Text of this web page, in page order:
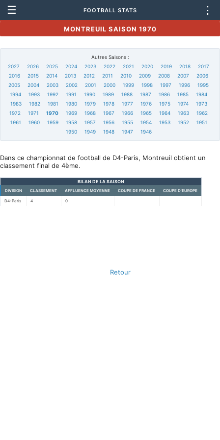
☰ FOOTBALL STATS ⋮
MONTREUIL SAISON 1970
Autres Saisons :
2027
2026 2025 2024 2023 2022 2021 2020 2019 2018
2017
2016
2015 2014 2013 2012 2011 2010 2009 2008 2007
2006
2005
2004 2003 2002 2001 2000 1999 1998 1997 1996
1995
1994
1993 1992 1991 1990 1989 1988 1987 1986 1985
1984
1983
1982 1981 1980 1979 1978 1977 1976 1975 1974
1973
1972
1971 1970 1969 1968 1967 1966 1965 1964 1963
1962
1961
1960 1959 1958 1957 1956 1955 1954 1953 1952
1951
1950
1949 1948 1947 1946
Dans ce championnat de football de D4-Paris, Montreuil obtient un
classement final de 4ème.
BILAN DE LA SAISON
DIVISION CLASSEMENT AFFLUENCE MOYENNE COUPE DE FRANCE COUPE D'EUROPE
D4-Paris 4 0
Retour